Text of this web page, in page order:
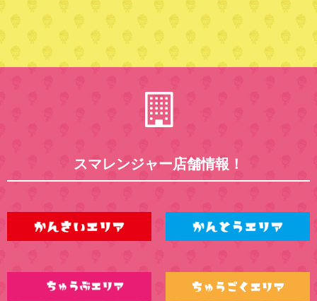
スマレンジャー店舗情報！